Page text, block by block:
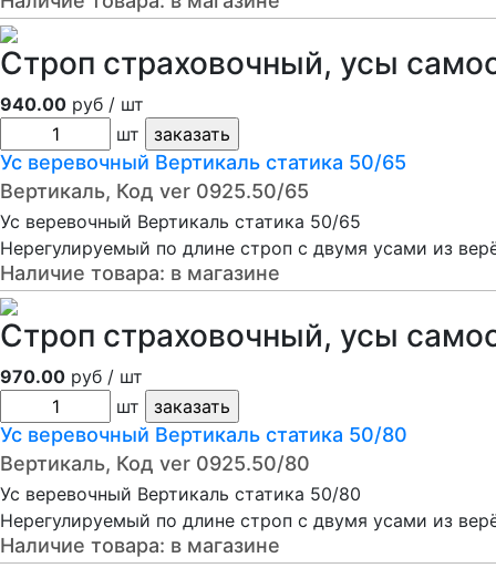
Строп страховочный, усы
940.00 руб / шт
шт
Ус веревочный Вертикаль статика 50/65
Вертикаль, Код ver 0925.50/65
Ус веревочный Вертикаль статика 50/65
Нерегулируемый по длине строп с двумя усами из
Наличие товара: в магазине
Строп страховочный, усы
970.00 руб / шт
шт
Ус веревочный Вертикаль статика 50/80
Вертикаль, Код ver 0925.50/80
Ус веревочный Вертикаль статика 50/80
Нерегулируемый по длине строп с двумя усами из
Наличие товара: в магазине